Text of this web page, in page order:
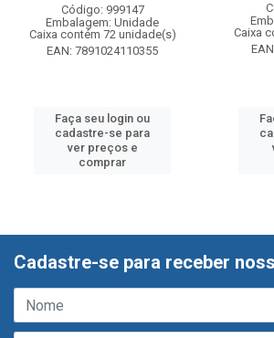
Código: 999147
Embalagem: Unidade
Caixa contém 72 unidade(s)
EAN: 7891024110355
Faça seu login ou
cadastre-se para
ver preços e
comprar
Caixa
Cadastre-se para receber